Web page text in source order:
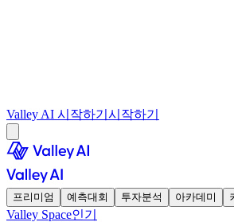
Valley AI 시작하기 시작하기
프리미엄 예측대회 투자분석 아카데미
Valley Space인기